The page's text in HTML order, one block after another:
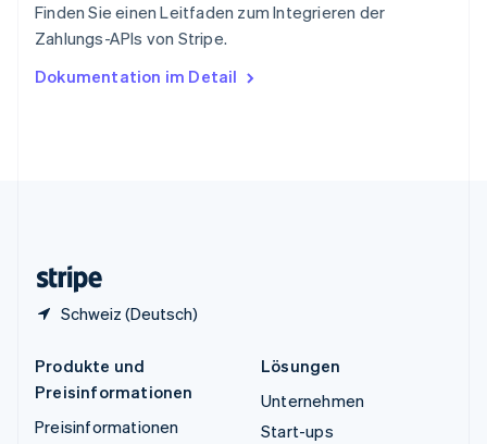
Finden Sie einen Leitfaden zum Integrieren der
Zahlungs-APIs von Stripe.
Dokumentation im Detail
Schweiz (Deutsch)
Tschechische Republik
English
English
Produkte und
Preisinformationen
Preisinformationen
Lösungen
Unternehmen
Start-ups